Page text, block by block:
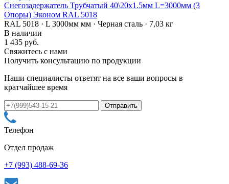
Снегозадержатель Трубчатый 40\20х1.5мм L=3000мм (3
Опоры) Эконом RAL 5018
RAL 5018 · L 3000мм мм · Черная сталь · 7,03 кг
В наличии
1 435 руб.
Свяжитесь с нами
Получить консультацию по продукции
Наши специалисты ответят на все ваши вопросы в
кратчайшее время
Телефон
Отдел продаж
+7 (993) 488-69-36